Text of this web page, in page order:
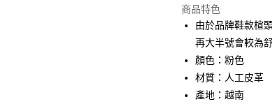
LINE Pay
Apple Pay
ATM付款
商品特色
由於品牌鞋款楦
再大半號會較為
顏色：粉色
材質：人工皮革
產地：越南